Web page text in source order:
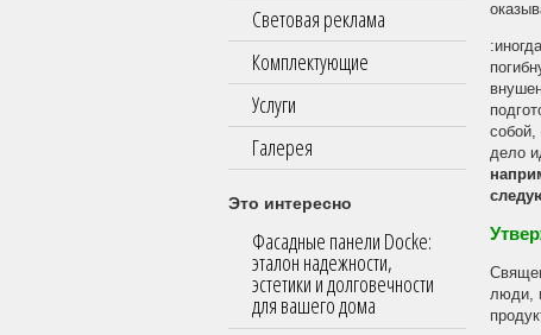
Световая реклама
Комплектующие
Услуги
Галерея
Это интересно
Фасадные панели Docke:
эталон надежности,
эстетики и долговечности
для вашего дома
собой,
дело
люди,